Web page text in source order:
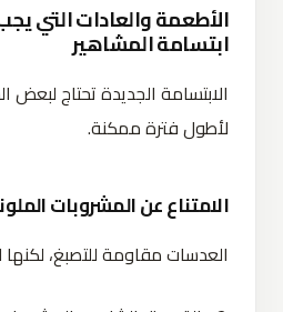
الأطعمة والعادات التي
ابتسامة المشاهير
الابتسامة الجديدة تحتاج
لأطول فترة ممكنة.
الامتناع عن المشروبات
العدسات مقاومة للتصبغ،